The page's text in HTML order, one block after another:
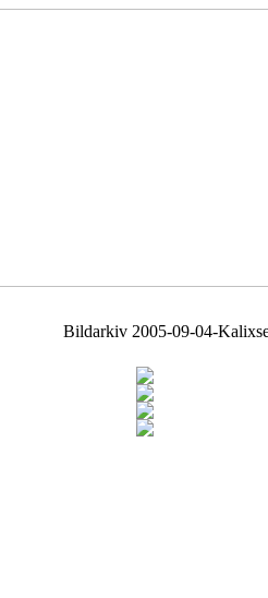
Bildarkiv 2005-09-04-